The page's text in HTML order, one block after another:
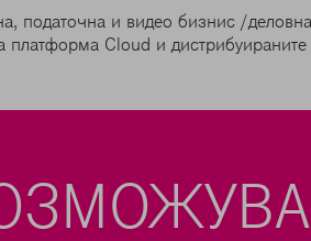
податочна и видео бизнис /
платформа Cloud и